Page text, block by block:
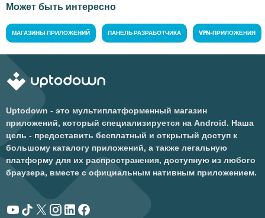
Может быть интересно
МАГАЗИНЫ ПРИЛОЖЕНИЙ ПАНЕЛЬ РАЗРАБОТЧИКА VPN-ПРИЛОЖЕНИЯ
Uptodown - это мультиплатформенный магазин
приложений, который специализируется на Android. Наша
цель - предоставить бесплатный и открытый доступ к
большому каталогу приложений, а также легальную
платформу для их распространения, доступную из любого
браузера, вместе с официальным нативным приложением.